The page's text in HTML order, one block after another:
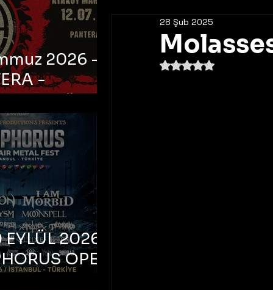
28 Şub 2025
5 üzerinden NaN yıldız
2026 -
-
Ataköy
Arena
2026 –
OPEN
FEST